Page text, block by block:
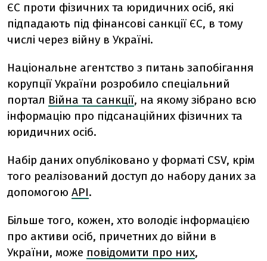
ЄС проти фізичних та юридичних осіб, які
підпадають під фінансові санкції ЄС, в тому
числі через війну в Україні.
Національне агентство з питань запобігання
корупції України розробило спеціальний
портал Війна та санкції, на якому зібрано всю
інформацію про підсанаційних фізичних та
юридичних осіб.
Набір даних опубліковано у форматі CSV, крім
того реалізований доступ до набору даних за
допомогою АРІ.
Більше того, кожен, хто володіє інформацією
про активи осіб, причетних до війни в
України, може повідомити про них,